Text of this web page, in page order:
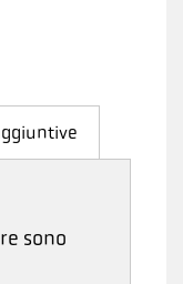
sono